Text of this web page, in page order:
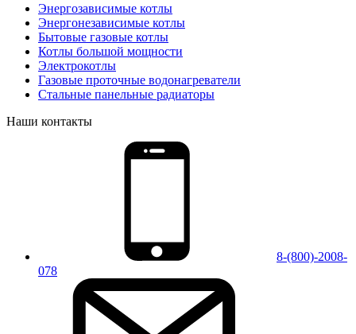
Энергозависимые котлы
Энергонезависимые котлы
Бытовые газовые котлы
Котлы большой мощности
Электрокотлы
Газовые проточные водонагреватели
Стальные панельные радиаторы
Наши контакты
8-(800)-2008-
078